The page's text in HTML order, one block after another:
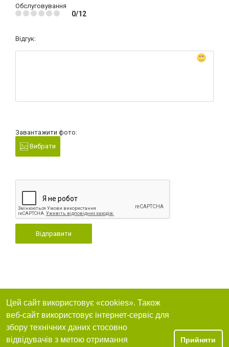
Обслуговування
0/12
Відгук:
Завантажити фото:
Вибрати
Відправити
Цей сайт використовує «cookies». Також
веб-сайт використовує інтернет-сервіс для
збору технічних даних стосовно
відвідувачів з метою отримання
Прийняти